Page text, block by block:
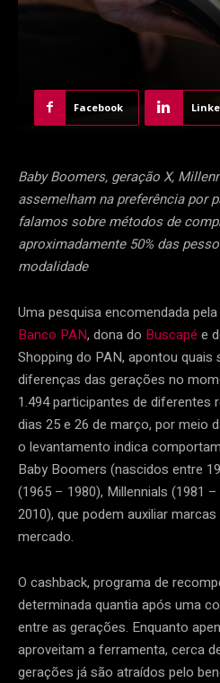
Facebook
Baby Boomers, geração X,
assemelham na preferência por
falamos sobre métodos de
aproximadamente 50% das
modalidade
Uma pesquisa encomendada
Banco PAN, dona do Buscapé e
Shopping do PAN, apontou
diferenças das gerações no
1.494 participantes de diferentes
dias 25 e 26 de março, por meio
o levantamento indica
Baby Boomers (nascidos entre
(1965 – 1980), Millennials (1981
2010), que podem auxiliar
mercado.
O cashback, programa de
determinada quantia após uma
entre as gerações. Enquanto
aproveitam a ferramenta, cerca
gerações já são atraídos pelo